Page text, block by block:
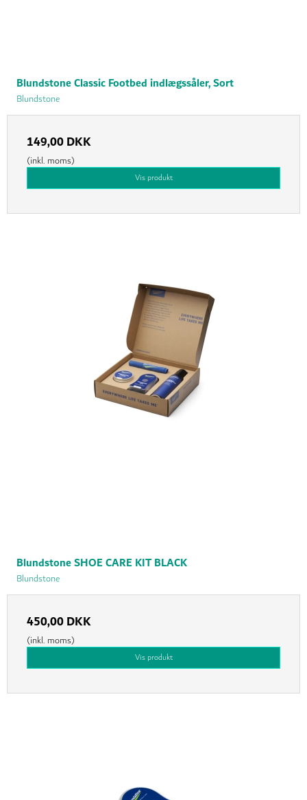
Blundstone Classic Footbed indlægssåler, Sort
Blundstone
149,00 DKK
(inkl. moms)
Vis produkt
Blundstone SHOE CARE KIT BLACK
Blundstone
450,00 DKK
(inkl. moms)
Vis produkt